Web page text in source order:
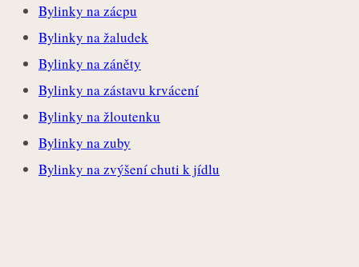
Bylinky na zácpu
Bylinky na žaludek
Bylinky na záněty
Bylinky na zástavu krvácení
Bylinky na žloutenku
Bylinky na zuby
Bylinky na zvýšení chuti k jídlu